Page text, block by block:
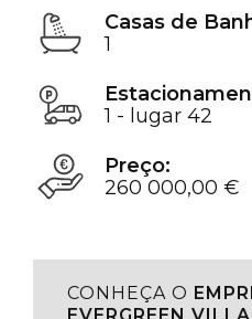
Casas de
1
1 - lugar 42
Preço:
260 000,00 €
CONHEÇA O